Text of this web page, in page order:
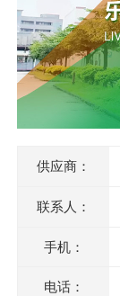
供应商：
联系人：
手机：
电话：